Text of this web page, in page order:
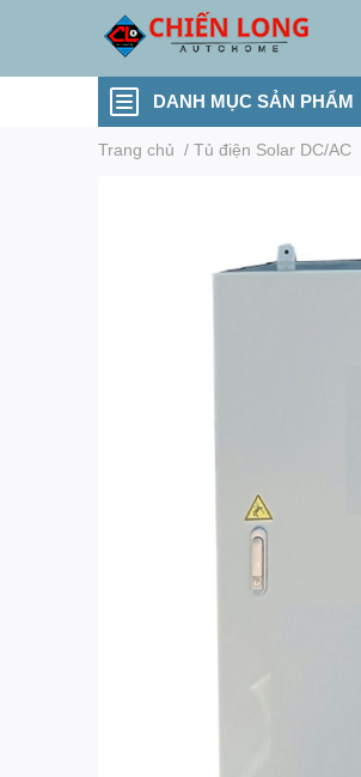
DANH MỤC SẢN PHẨM
Trang chủ / Tủ điện Solar DC/AC